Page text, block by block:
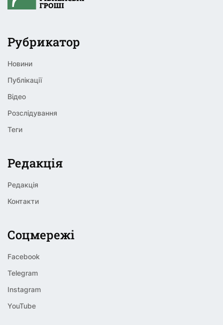
Рубрикатор
Новини
Публікації
Відео
Розслідування
Теги
Редакція
Редакція
Контакти
Соцмережі
Facebook
Telegram
Instagram
YouTube